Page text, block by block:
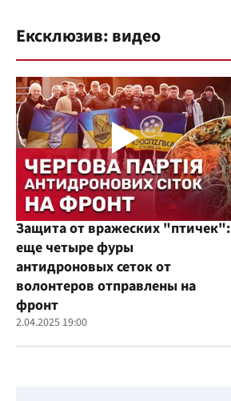
Ексклюзив: видео
Защита от вражеских "птичек":
еще четыре фуры
антидроновых сеток от
волонтеров отправлены на
фронт
2.04.2025 19:00